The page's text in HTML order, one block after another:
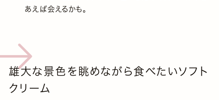
あえば会えるかも。
雄大な景色を眺めながら食べたいソフト
クリーム